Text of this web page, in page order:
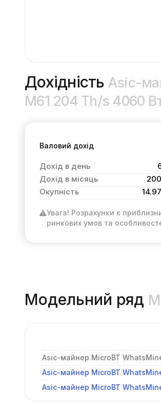
Дохідність Asic-
M61 204 Th/s 4060
Валовий дохід
Дохід в день
Дохід в місяць
Окупність
Увага! Розрахунки є
ринкових умов та
Модельний ряд
Asic-майнер MicroBT
Asic-майнер MicroBT
Asic-майнер MicroBT